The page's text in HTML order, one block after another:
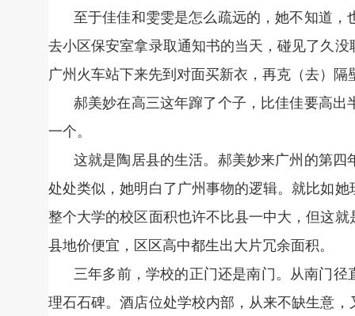
至于佳佳和雯雯是怎么疏远的，她不知道
去小区保安室拿录取通知书的当天，碰见了久
广州火车站下来先到对面买新衣，再克（去）
郝美妙在高三这年蹿了个子，比佳佳要高
一个。
这就是陶居县的生活。郝美妙来广州的第
处处类似，她明白了广州事物的逻辑。就比如
整个大学的校区面积也许不比县一中大，但这
县地价便宜，区区高中都生出大片冗余面积。
三年多前，学校的正门还是南门。从南门
理石石碑。酒店位处学校内部，从来不缺生意